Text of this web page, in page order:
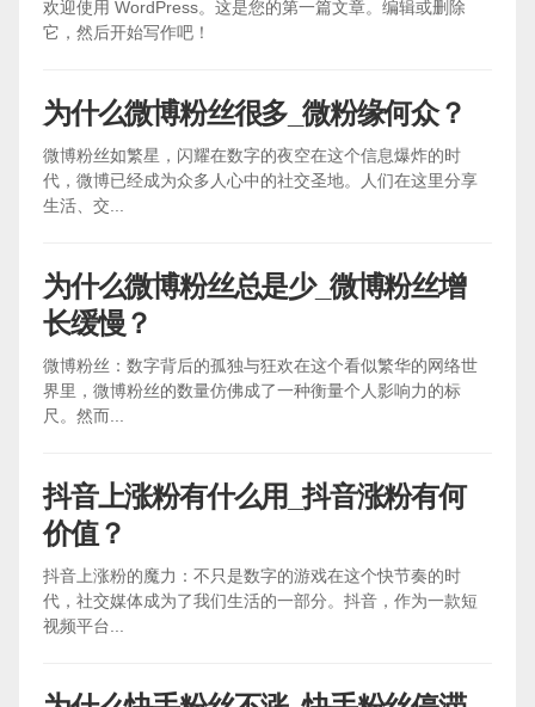
欢迎使用 WordPress。这是您的第一篇文章。编辑或删除
它，然后开始写作吧！
为什么微博粉丝很多_微粉缘何众？
微博粉丝如繁星，闪耀在数字的夜空在这个信息爆炸的时
代，微博已经成为众多人心中的社交圣地。人们在这里分享
生活、交...
为什么微博粉丝总是少_微博粉丝增
长缓慢？
微博粉丝：数字背后的孤独与狂欢在这个看似繁华的网络世
界里，微博粉丝的数量仿佛成了一种衡量个人影响力的标
尺。然而...
抖音上涨粉有什么用_抖音涨粉有何
价值？
抖音上涨粉的魔力：不只是数字的游戏在这个快节奏的时
代，社交媒体成为了我们生活的一部分。抖音，作为一款短
视频平台...